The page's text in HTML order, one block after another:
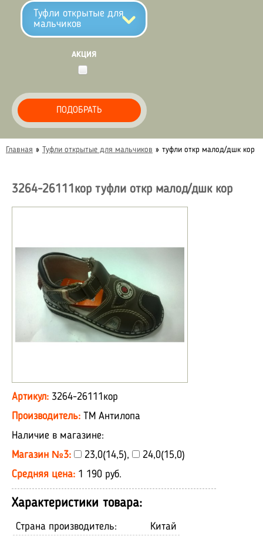
Туфли открытые для
мальчиков
АКЦИЯ
ПОДОБРАТЬ
Главная » Туфли открытые для мальчиков » туфли откр малод/дшк кор
3264-26111кор туфли откр малод/дшк кор
Артикул: 3264-26111кор
Производитель: ТМ Антилопа
Наличие в магазине:
Магазин №3:
23,0(14,5),
24,0(15,0)
Средняя цена: 1 190 руб.
Характеристики товара:
Страна производитель:
Китай